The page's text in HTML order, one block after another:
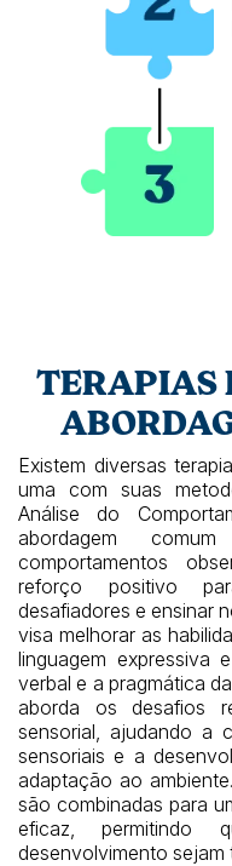
TERAPIAS
Existem diversas
uma com suas
Análise do
abordagem
comportamentos
reforço positivo
desafiadores e ensinar
visa melhorar as
linguagem expressiva
verbal e a pragmática
aborda os desafios
sensorial, ajudando a
sensoriais e a
adaptação ao
são combinadas para
eficaz, permitindo
desenvolvimento sejam